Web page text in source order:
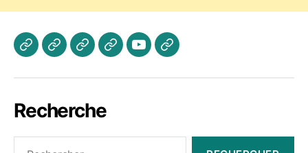
Actualités
Les
A
PhotosVidéoContactez
Recherche